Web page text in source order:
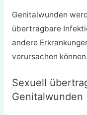
Genitalwunden
übertragbare
andere
verursachen können.
Sexuell
Genitalwunden